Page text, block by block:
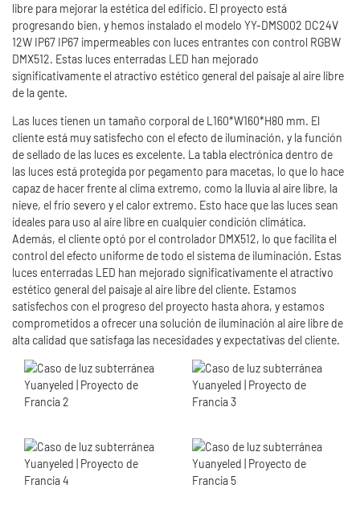
libre para mejorar la estética del edificio. El proyecto está
progresando bien, y hemos instalado el modelo YY-DMS002 DC24V
12W IP67 IP67 impermeables con luces entrantes con control RGBW
DMX512. Estas luces enterradas LED han mejorado
significativamente el atractivo estético general del paisaje al aire libre
de la gente.
Las luces tienen un tamaño corporal de L160*W160*H80 mm. El
cliente está muy satisfecho con el efecto de iluminación, y la función
de sellado de las luces es excelente. La tabla electrónica dentro de
las luces está protegida por pegamento para macetas, lo que lo hace
capaz de hacer frente al clima extremo, como la lluvia al aire libre, la
nieve, el frío severo y el calor extremo. Esto hace que las luces sean
ideales para uso al aire libre en cualquier condición climática.
Además, el cliente optó por el controlador DMX512, lo que facilita el
control del efecto uniforme de todo el sistema de iluminación. Estas
luces enterradas LED han mejorado significativamente el atractivo
estético general del paisaje al aire libre del cliente. Estamos
satisfechos con el progreso del proyecto hasta ahora, y estamos
comprometidos a ofrecer una solución de iluminación al aire libre de
alta calidad que satisfaga las necesidades y expectativas del cliente.